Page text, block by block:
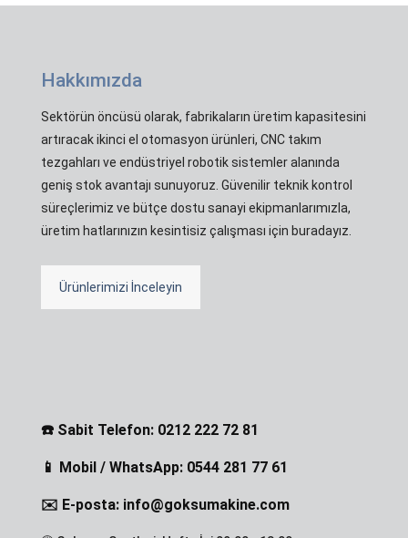
Hakkımızda
Sektörün öncüsü olarak, fabrikaların üretim kapasitesini
artıracak ikinci el otomasyon ürünleri, CNC takım
tezgahları ve endüstriyel robotik sistemler alanında
geniş stok avantajı sunuyoruz. Güvenilir teknik kontrol
süreçlerimiz ve bütçe dostu sanayi ekipmanlarımızla,
üretim hatlarınızın kesintisiz çalışması için buradayız.
Ürünlerimizi İnceleyin
☎️ Sabit Telefon: 0212 222 72 81
📱 Mobil / WhatsApp: 0544 281 77 61
✉️ E-posta: info@goksumakine.com